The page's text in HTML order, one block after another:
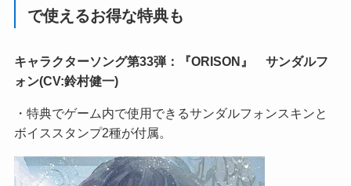
で使えるお得な特典も
キャラクターソング第33弾：『ORISON』 サンダルフ
ォン(CV:鈴村健一)
・特典でゲーム内で使用できるサンダルフォンスキンと
ボイススタンプ2種が付属。